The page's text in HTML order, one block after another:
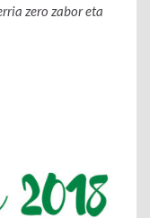
zero zabor eta